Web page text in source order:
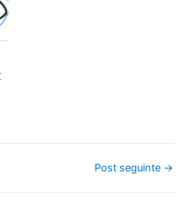
Post seguinte →